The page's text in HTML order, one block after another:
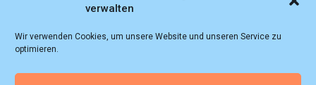
verwalten
Wir verwenden Cookies, um unsere Website und unseren Service zu
optimieren.